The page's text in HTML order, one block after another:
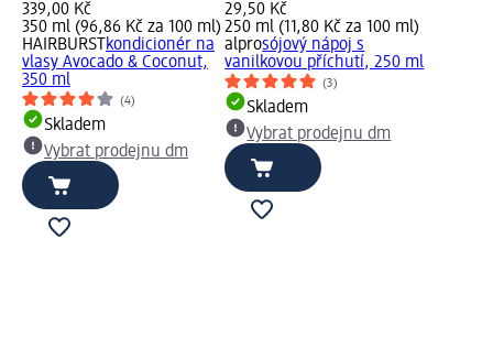
339,00 Kč
350 ml (96,86 Kč za 100 ml)
HAIRBURST kondicionér na
vlasy Avocado & Coconut,
350 ml
(4)
Skladem
Vybrat prodejnu dm
29,50 Kč
250 ml (11,80 Kč za 100 ml)
alprosójový nápoj s
vanilkovou příchutí, 250 ml
(3)
Skladem
Vybrat prodejnu dm